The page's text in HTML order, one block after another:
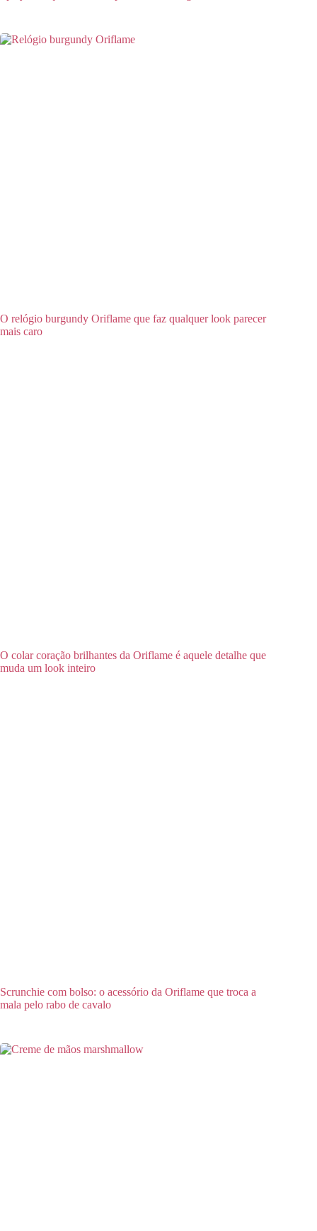
O relógio burgundy Oriflame que faz qualquer look parecer
mais caro
O colar coração brilhantes da Oriflame é aquele detalhe que
muda um look inteiro
Scrunchie com bolso: o acessório da Oriflame que troca a
mala pelo rabo de cavalo